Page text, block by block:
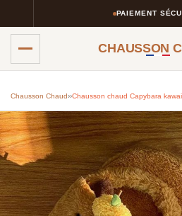
PAIEMENT
CHAUSSON
Chausson Chaud››Chausson chaud Capybara